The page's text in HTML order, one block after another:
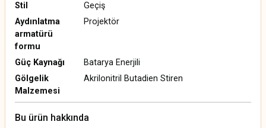
Stil
Geçiş
Aydınlatma
armatürü
formu
Projektör
Güç Kaynağı
Batarya Enerjili
Gölgelik
Malzemesi
Akrilonitril Butadien Stiren
Bu ürün hakkında